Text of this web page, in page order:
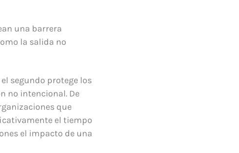
una barrera
la salida no
segundo protege los
no intencional. De
que
el tiempo
el impacto de una